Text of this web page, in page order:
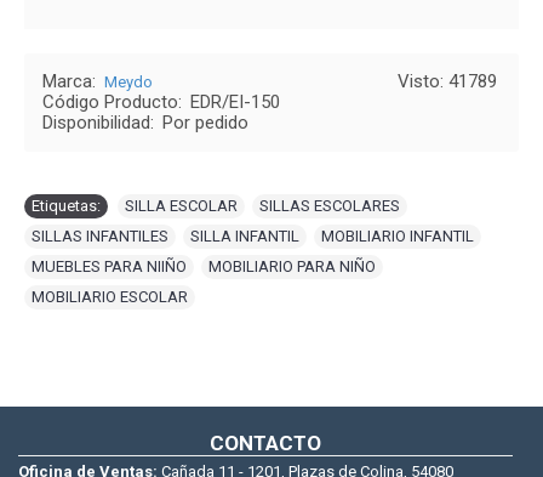
Visto: 41789
Marca: Meydo
Código Producto: EDR/EI-150
Disponibilidad: Por pedido
Etiquetas: SILLA ESCOLAR SILLAS ESCOLARES
SILLAS INFANTILES
SILLA INFANTIL MOBILIARIO INFANTIL
MUEBLES PARA NIIÑO
MOBILIARIO PARA NIÑO
MOBILIARIO ESCOLAR
CONTACTO
Oficina de Ventas: Cañada 11 - 1201, Plazas de Colina, 54080